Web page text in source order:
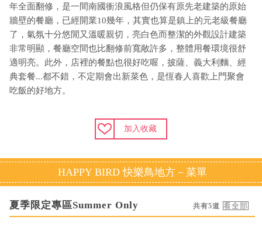
年全面翻修，是一間南國衝浪風格但仍保有原先老建築的原始
牆壁的餐廳，已經開業10幾年，其實也算是鎮上的元老級餐廳
了，氣氛十分悠閒又溫暖親切，亮白色而整潔的外觀設計建築
非常明顯，餐廳空間也比翻修前寬敞許多，整體用餐環境很舒
適明亮。此外，店裡的餐點也很好吃喔，披薩、義大利麵、經
典套餐...都不錯，不定期會出新菜色，是恆春人喜歡上門聚會
吃飯的好地方。
加入收藏
HAPPY BIRD 快樂鳥地方－菜單
夏季限定專區Summer Only 共有5道